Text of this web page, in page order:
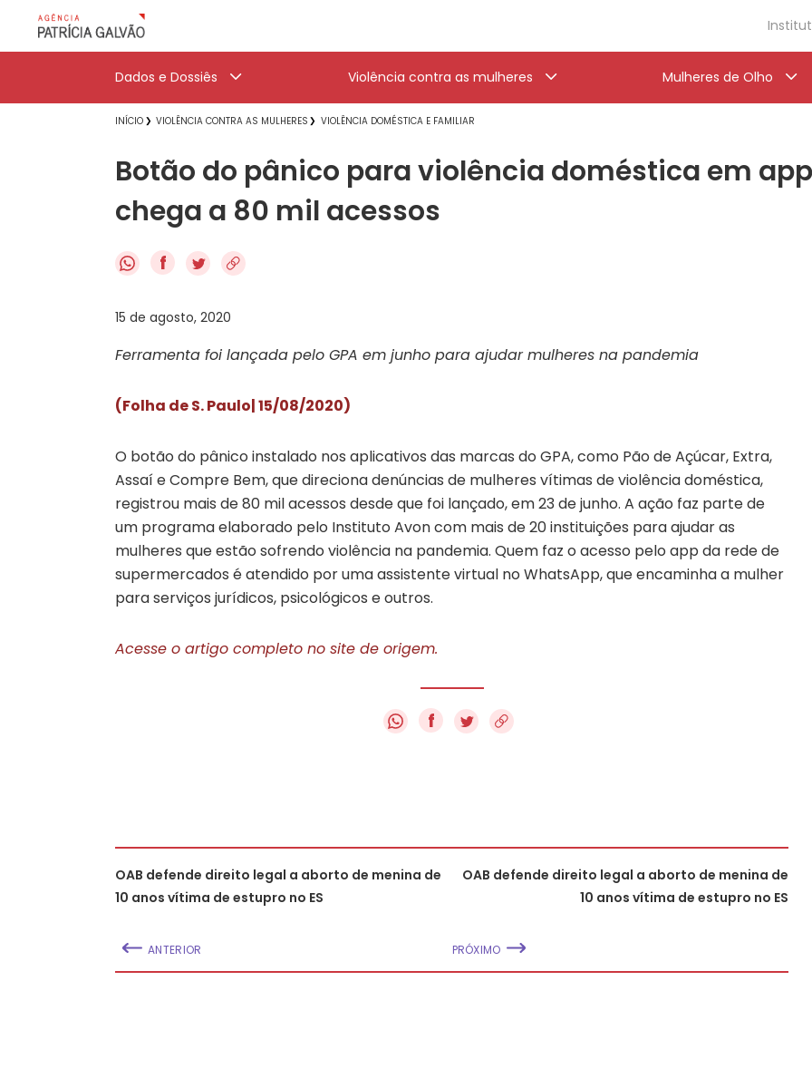
Dados e Dossiês Violência contra as mulheres Mulheres de Olho
INÍCIO VIOLÊNCIA CONTRA AS MULHERES VIOLÊNCIA DOMÉSTICA E FAMILIAR
Botão do pânico para violência doméstica em
chega a 80 mil acessos
f
15 de agosto, 2020
Ferramenta foi lançada pelo GPA em junho para ajudar mulheres na pandemia
(Folha de S. Paulo| 15/08/2020)
O botão do pânico instalado nos aplicativos das marcas do GPA, como Pão de Açúcar, Extra,
Assaí e Compre Bem, que direciona denúncias de mulheres vítimas de violência doméstica,
registrou mais de 80 mil acessos desde que foi lançado, em 23 de junho. A ação faz parte de
um programa elaborado pelo Instituto Avon com mais de 20 instituições para ajudar as
mulheres que estão sofrendo violência na pandemia. Quem faz o acesso pelo app da rede de
supermercados é atendido por uma assistente virtual no WhatsApp, que encaminha a mulher
para serviços jurídicos, psicológicos e outros.
Acesse o artigo completo no site de origem.
f
OAB defende direito legal a aborto de menina de
10 anos vítima de estupro no ES
ANTERIOR
OAB defende direito legal a aborto de menina de
10 anos vítima de estupro no ES
PRÓXIMO